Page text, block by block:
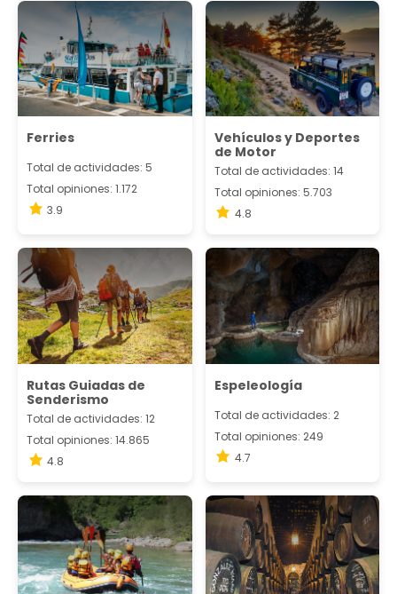
Ferries
Total de actividades: 5
Total opiniones: 1.172
3.9
Vehículos y Deportes
de Motor
Total de actividades: 14
Total opiniones: 5.703
4.8
Rutas Guiadas de
Senderismo
Total de actividades: 12
Total opiniones: 14.865
4.8
Espeleología
Total de actividades: 2
Total opiniones: 249
4.7